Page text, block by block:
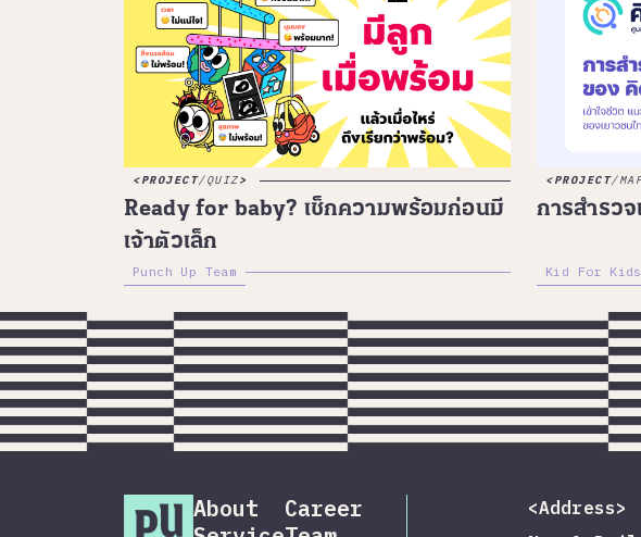
PROJECT/QUIZ
Ready for baby? เช็กความพร้อมก่อนมี
เจ้าตัวเล็ก
Punch Up Team
PROJECT/
การสำรว
Kid For Kids
About
Career
<Address>